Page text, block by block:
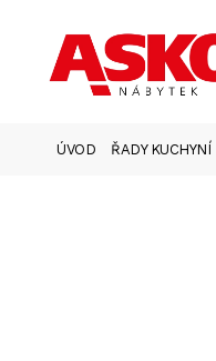
ÚVOD ŘADY KUCHYNÍ